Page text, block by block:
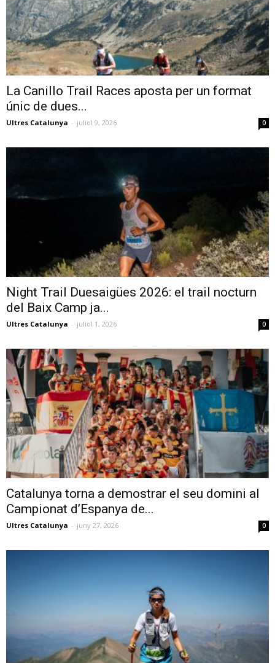
La Canillo Trail Races aposta per un format
únic de dues...
Ultres Catalunya - juliol 9, 2026 0
Night Trail Duesaigües 2026: el trail nocturn
del Baix Camp ja...
Ultres Catalunya - juliol 1, 2026 0
Catalunya torna a demostrar el seu domini al
Campionat d’Espanya de...
Ultres Catalunya - juny 27, 2026 0